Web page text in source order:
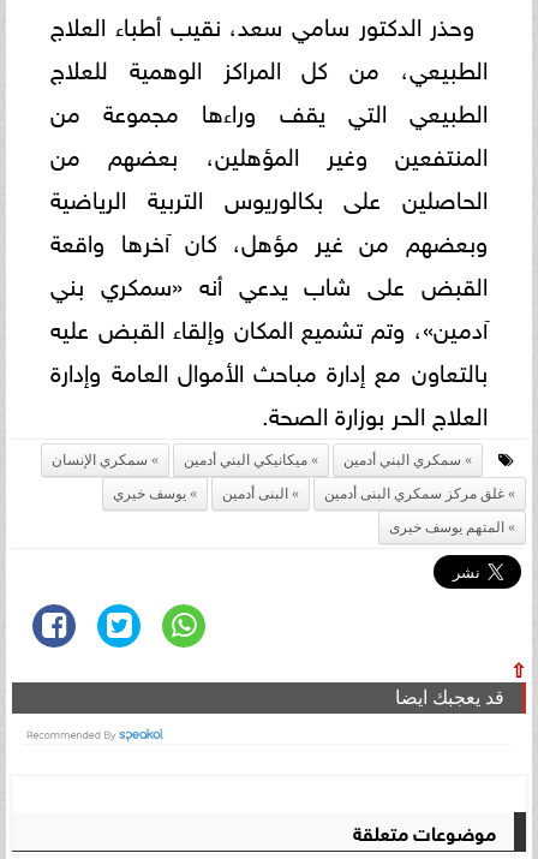
وحذر الدكتور سامي سعد، نقيب أطباء العلاج
الطبيعي، من كل المراكز الوهمية للعلاج
الطبيعي التي يقف وراءها مجموعة من
المنتفعين وغير المؤهلين، بعضهم من
الحاصلين على بكالوريوس التربية الرياضية
وبعضهم من غير مؤهل، كان آخرها واقعة
القبض على شاب يدعي أنه «سمكري بني
آدمين»، وتم تشميع المكان وإلقاء القبض عليه
بالتعاون مع إدارة مباحث الأموال العامة وإدارة
العلاج الحر بوزارة الصحة.
سمكري البني أدمين ميكانيكي البني أدمين
سمكري الإنسان
غلق مركز سمكري البنى أدمين
البنى أدمين
يوسف خيري
المتهم يوسف خيرى
⇧
قد يعجبك ايضا
موضوعات متعلقة